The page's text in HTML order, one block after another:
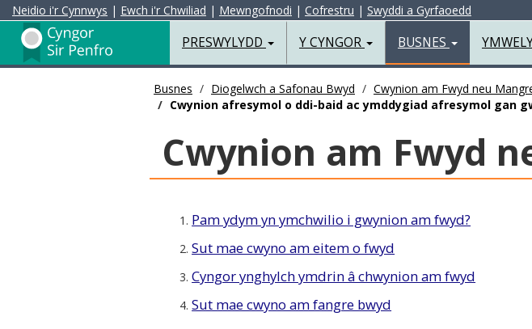
Neidio i'r Cynnwys | Ewch i'r Chwiliad | Mewngofnodi | Cofrestru | Swyddi a Gyrfaoedd
Preswylydd
PRESWYLYDD Y CYNGOR BUSNES
Busnes Diogelwch a Safonau Bwyd
Cwynion am Fwyd neu
Cwynion afresymol o ddi-baid ac ymddygiad afresymol gan
Cwynion am Fwyd
1. Pam ydym yn ymchwilio i gwynion am fwyd?
2.Sut mae cwyno am eitem o fwyd
3.Cyngor ynghylch ymdrin â chwynion am fwyd
4.Sut mae cwyno am fangre bwyd